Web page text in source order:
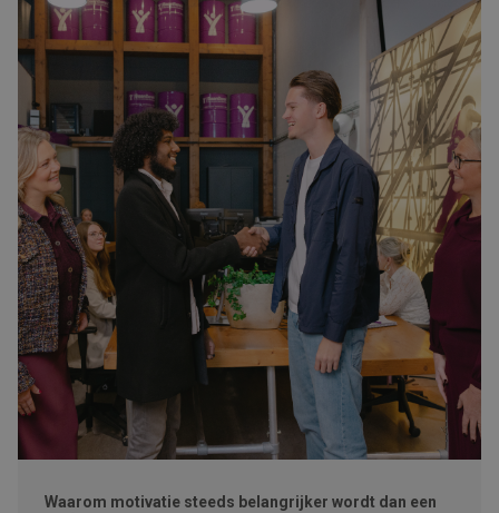
Waarom motivatie steeds belangrijker wordt dan een